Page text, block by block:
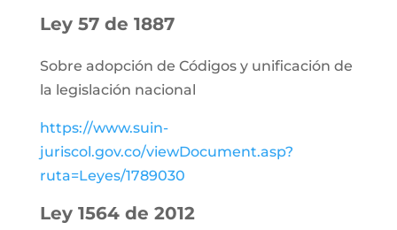
Ley 57 de 1887
Sobre adopción de Códigos y unificación de
la legislación nacional
https://www.suin-
juriscol.gov.co/viewDocument.asp?
ruta=Leyes/1789030
Ley 1564 de 2012